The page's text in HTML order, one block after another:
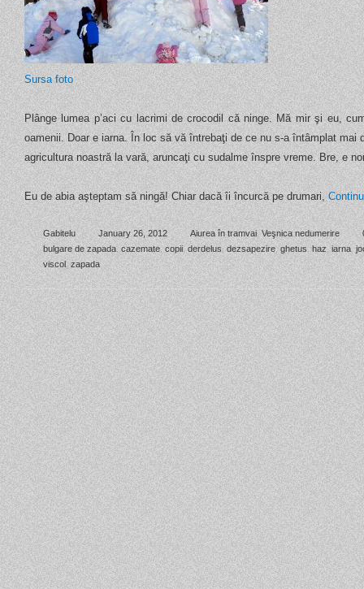
Sursa foto
Plânge lumea p’aci cu lacrimi de crocodil că ninge. Mă mir şi eu,
oamenii. Doar e iarna. În loc să vă întrebaţi de ce nu s-a întâmplat mai
agricultura noastră la vară, aruncaţi cu sudalme înspre vreme. Bre, e
Eu de abia aşteptam să ningă! Chiar dacă îi încurcă pe drumari,
Gabitelu January 26, 2012 Aiurea în tramvai, Veşnica nedumerire
bulgare de zapada, cazemate, copii derdelus, dezsapezire, ghetus, haz , iarna,
viscol, zapada